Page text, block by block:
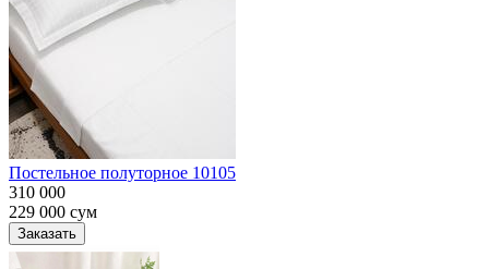
Постельное полуторное 10105
310 000
229 000 сум
Заказать